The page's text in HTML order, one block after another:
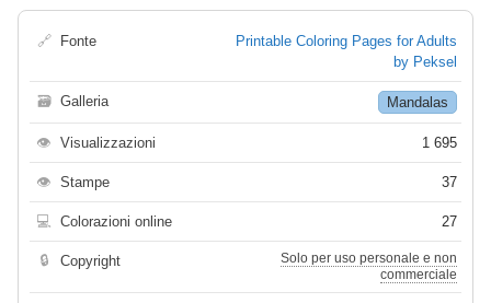
🔗 Fonte
Printable Coloring Pages for Adults
by Peksel
🗃 Galleria Mandalas
👁 Visualizzazioni 1 695
👁 Stampe 37
💻 Colorazioni online 27
🔒 Copyright
Solo per uso personale e non
commerciale